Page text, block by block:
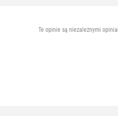
Te opinie są niezależnymi